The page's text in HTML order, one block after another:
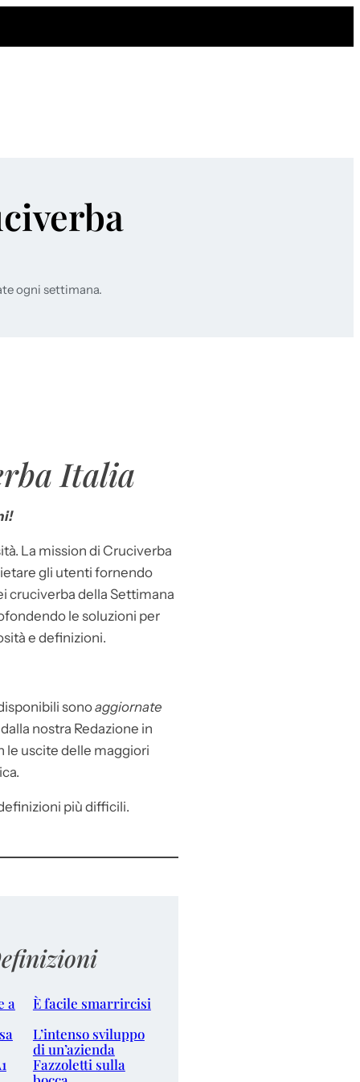
ogni settimana.
Italia
La mission di Cruciverba
gli utenti fornendo
cruciverba della Settimana
le soluzioni per
e definizioni.
sonoaggiornate
dalla nostra Redazione in
le uscite delle maggiori
più difficili.
a
È facile smarrircisi
L’intenso sviluppo
di un’azienda
Fazzoletti sulla